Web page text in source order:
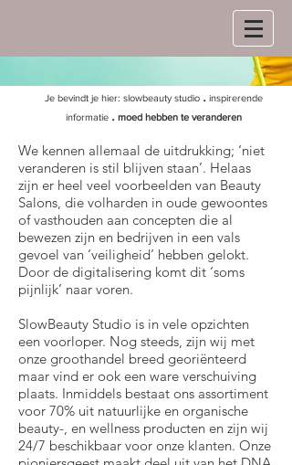
Je bevindt je hier: slowbeauty studio . inspirerende
informatie . moed hebben te veranderen
We kennen allemaal de uitdrukking; ‘niet
veranderen is stil blijven staan’. Helaas
zijn er heel veel voorbeelden van Beauty
Salons, die volharden in oude gewoontes
of vasthouden aan concepten die al
bewezen zijn en bedrijven in een vals
gevoel van ‘veiligheid’ hebben gelokt.
Door de digitalisering komt dit ‘soms
pijnlijk’ naar voren.
SlowBeauty Studio is in vele opzichten
een voorloper. Nog steeds, zijn wij met
onze groothandel breed georiënteerd
maar vind er ook een ware verschuiving
plaats. Inmiddels bestaat ons assortiment
voor 70% uit natuurlijke en organische
beauty-, en wellness producten en zijn wij
24/7 beschikbaar voor onze klanten. Onze